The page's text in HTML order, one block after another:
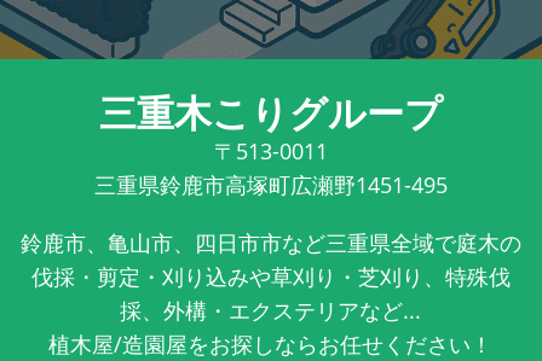
三重木こりグループ
〒513-0011
三重県鈴鹿市高塚町広瀬野1451-495
鈴鹿市、亀山市、四日市市など三重県全域で庭木の
伐採・剪定・刈り込みや草刈り・芝刈り、特殊伐
採、外構・エクステリアなど...
植木屋/造園屋をお探しならお任せください！